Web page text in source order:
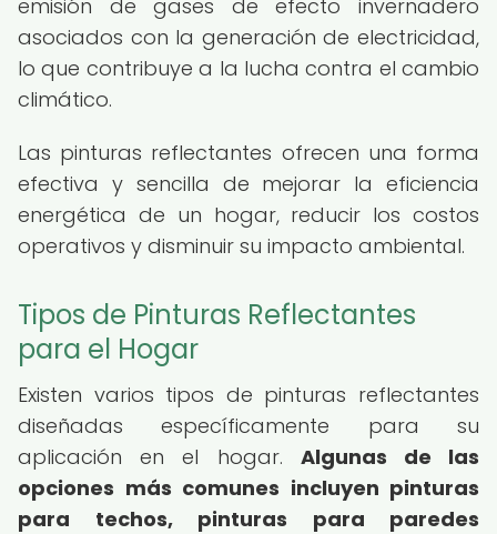
emisión de gases de efecto invernadero
asociados con la generación de electricidad,
lo que contribuye a la lucha contra el cambio
climático.
Las pinturas reflectantes ofrecen una forma
efectiva y sencilla de mejorar la eficiencia
energética de un hogar, reducir los costos
operativos y disminuir su impacto ambiental.
Tipos de Pinturas Reflectantes
para el Hogar
Existen varios tipos de pinturas reflectantes
diseñadas específicamente para su
aplicación en el hogar. Algunas de las
opciones más comunes incluyen pinturas
para techos, pinturas para paredes